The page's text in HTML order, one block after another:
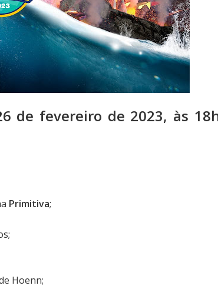
de fevereiro de 2023, às
Primitiva;
Hoenn;